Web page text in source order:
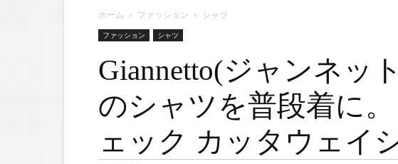
ホーム ファッション シャツ
ファッション シャツ
Giannetto(ジャンネッ
のシャツを普段着に
ェック カッタウェイ